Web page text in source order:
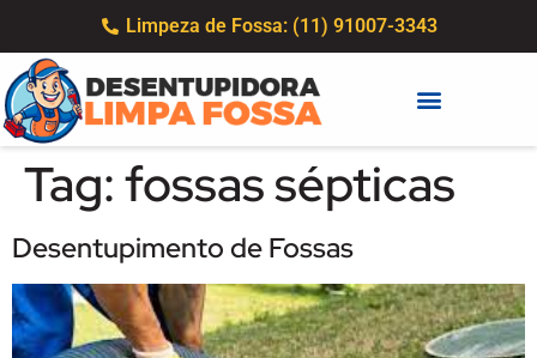
Limpeza de Fossa: (11) 91007-3343
Tag:fossas sépticas
Desentupimento de Fossas